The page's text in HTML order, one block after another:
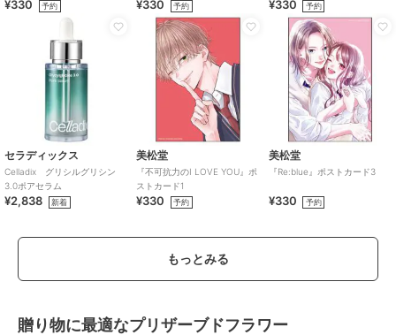
¥330 予約 ¥330 予約 ¥330 予約
セラディックス
Celladix グリシルグリシン
3.0ポアセラム
¥2,838 新着
美松堂
『不可抗力のI LOVE YOU』ポ
ストカード1
¥330 予約
美松堂
『Re:blue』ポストカード3
¥330 予約
もっとみる
贈り物に最適なプリザーブドフラワー